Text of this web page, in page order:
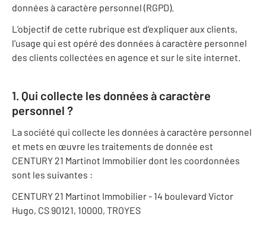
données à caractère personnel (RGPD).
L’objectif de cette rubrique est d’expliquer aux clients,
l’usage qui est opéré des données à caractère personnel
des clients collectées en agence et sur le site internet.
1. Qui collecte les données à caractère
personnel ?
La société qui collecte les données à caractère personnel
et mets en œuvre les traitements de donnée est
CENTURY 21 Martinot Immobilier dont les coordonnées
sont les suivantes :
CENTURY 21 Martinot Immobilier - 14 boulevard Victor
Hugo, CS 90121, 10000, TROYES